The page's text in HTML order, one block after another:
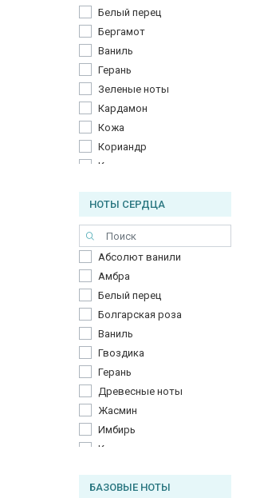
Белый перец
Бергамот
Ваниль
Герань
Зеленые ноты
Кардамон
Кожа
Кориандр
Корица
Ладан
Лимон
Мандарин
Мирра
Морские ноты
Мята
Нероли
Полынь
Розмарин
Розовый перец
Специи
Табак
Цитрусовые ноты
Черный перец
НОТЫ СЕРДЦА
Абсолют ванили
Амбра
Белый перец
Болгарская роза
Ваниль
Гвоздика
Герань
Древесные ноты
Жасмин
Имбирь
Кардамон
Корень ириса
БАЗОВЫЕ НОТЫ